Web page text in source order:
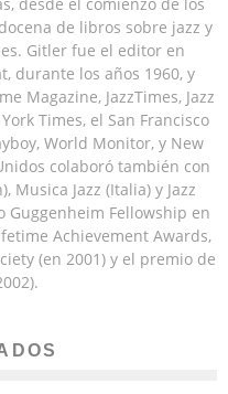
desde el comienzo de los
de libros sobre jazz y
Gitler fue el editor en
durante los años 1960, y
Magazine, JazzTimes, Jazz
Times, el San Francisco
World Monitor, y New
colaboró también con
Musica Jazz (Italia) y Jazz
Guggenheim Fellowship en
Achievement Awards,
(en 2001) y el premio de